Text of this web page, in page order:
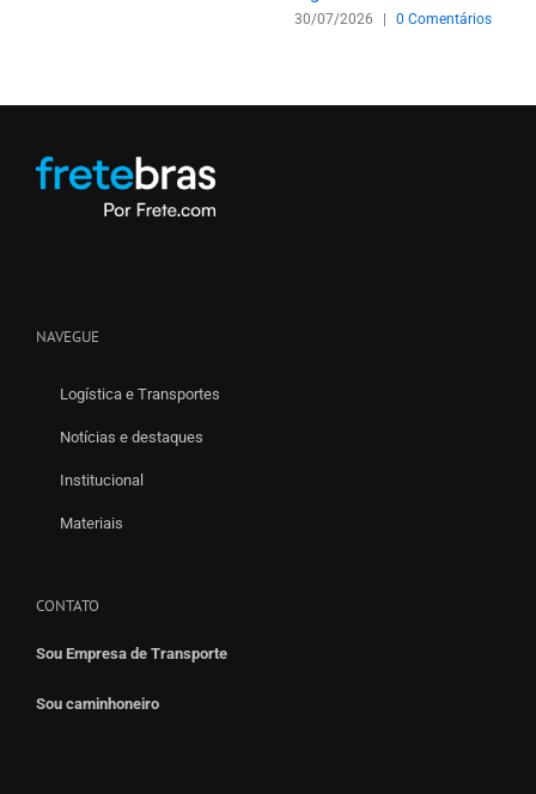
30/07/2026 0 Comentários
NAVEGUE
Logística e Transportes
Notícias e destaques
Institucional
Materiais
CONTATO
Sou Empresa de Transporte
Sou caminhoneiro